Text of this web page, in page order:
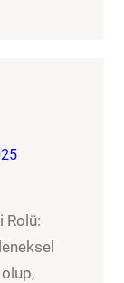
Rolü:
olup,